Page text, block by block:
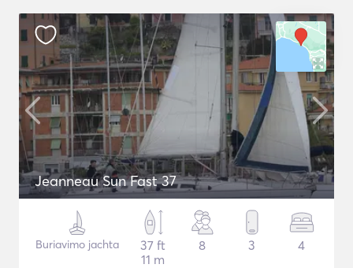
Jeanneau Sun Fast 37
Buriavimo jachta
37 ft
11 m
8 3 4